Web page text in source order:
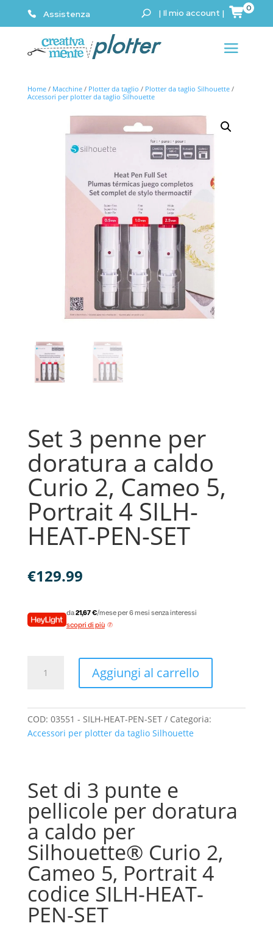
Assistenza | Il mio account | 0
Home/ Macchine/ Plotter da taglio / Plotter da taglio Silhouette/
Accessori per plotter da taglio Silhouette
Set 3 penne per
doratura a caldo
Curio 2, Cameo 5,
Portrait 4 SILH-
HEAT-PEN-SET
€129.99
da21,67 €/mese per 6 mesi senza interessi
scopri di più
doratura
a
Cameo
Portrait
4
SILH-
HEAT-
PEN-
quantità
Aggiungi al carrello
COD: 03551 - SILH-HEAT-PEN-SET
Categoria:
Accessori per plotter da taglio Silhouette
Set di 3 punte e
pellicole per doratura
a caldo per
Silhouette® Curio 2,
Cameo 5, Portrait 4
codice SILH-HEAT-
PEN-SET